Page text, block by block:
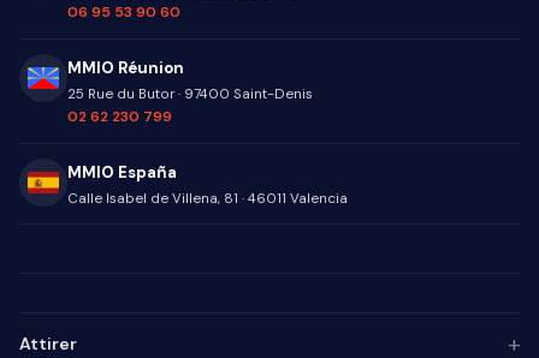
06 95 53 90 60
MMIO Réunion
25 Rue du Butor· 97400 Saint-Denis
02 62 230 799
MMIO España
Calle Isabel de Villena, 81 · 46011 Valencia
Attirer +